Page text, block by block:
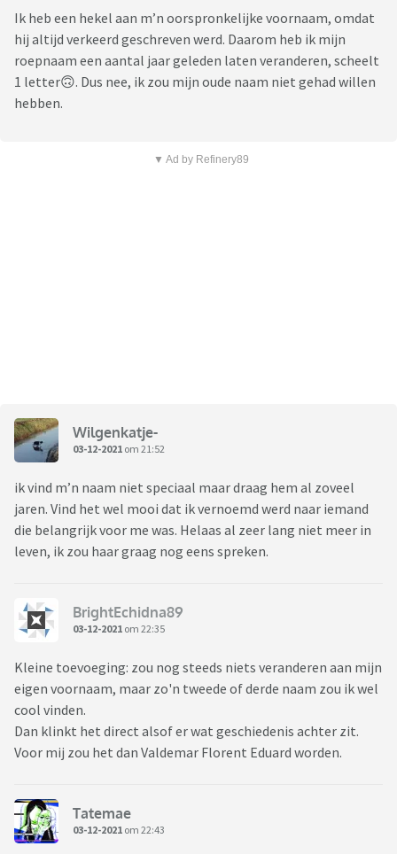
Ik heb een hekel aan m’n oorspronkelijke voornaam, omdat
hij altijd verkeerd geschreven werd. Daarom heb ik mijn
roepnaam een aantal jaar geleden laten veranderen, scheelt
1 letter🙃. Dus nee, ik zou mijn oude naam niet gehad willen
hebben.
▼ Ad by Refinery89
Wilgenkatje-
03-12-2021 om 21:52
ik vind m’n naam niet speciaal maar draag hem al zoveel
jaren. Vind het wel mooi dat ik vernoemd werd naar iemand
die belangrijk voor me was. Helaas al zeer lang niet meer in
leven, ik zou haar graag nog eens spreken.
BrightEchidna89
03-12-2021 om 22:35
Kleine toevoeging: zou nog steeds niets veranderen aan mijn
eigen voornaam, maar zo'n tweede of derde naam zou ik wel
cool vinden.
Dan klinkt het direct alsof er wat geschiedenis achter zit.
Voor mij zou het dan Valdemar Florent Eduard worden.
Tatemae
03-12-2021 om 22:43